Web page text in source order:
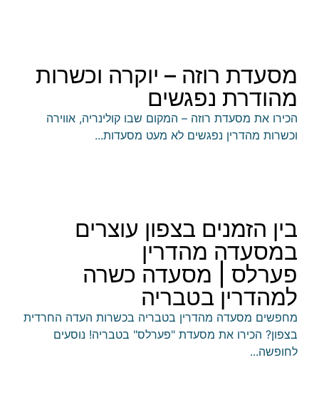
מסעדת רוזה – יוקרה וכשרות
מהודרת נפגשים
הכירו את מסעדת רוזה – המקום שבו קולינריה, אווירה
וכשרות מהדרין נפגשים לא מעט מסעדות...
בין הזמנים בצפון עוצרים
במסעדה מהדרין
פערלס | מסעדה כשרה
למהדרין בטבריה
​מחפשים מסעדה מהדרין בטבריה בכשרות העדה החרדית
בצפון? הכירו את מסעדת "פערלס" בטבריה! ​נוסעים
לחופשה...